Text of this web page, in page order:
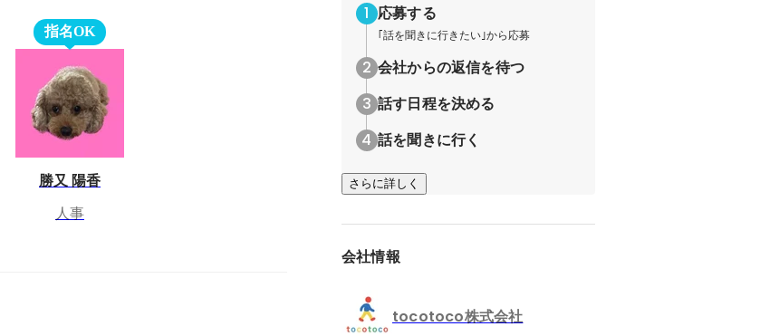
指名OK
勝又 陽香
人事
応募する
｢話を聞きに行きたい｣から応募
会社からの返信を待つ
話す日程を決める
話を聞きに行く
さらに詳しく
会社情報
tocotoco株式会社